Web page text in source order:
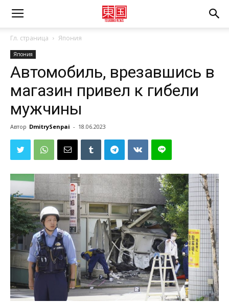
Гл. страница Япония
Япония
Автомобиль, врезавшись в
магазин привел к гибели
мужчины
Автор DmitrySenpai - 18.06.2023